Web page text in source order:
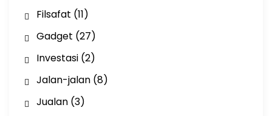
Filsafat (11)
Gadget (27)
Investasi(2)
Jalan-jalan(8)
Jualan(3)